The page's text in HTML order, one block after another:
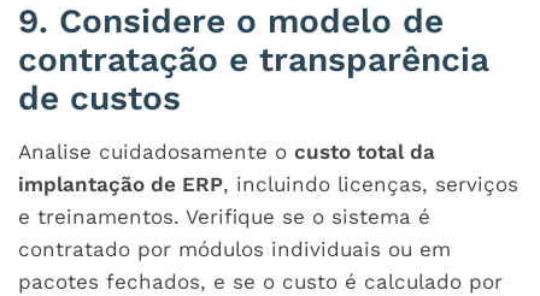
9. Considere o modelo de
contratação e transparência
de custos
Analise cuidadosamente o custo total da
implantação de ERP, incluindo licenças, serviços
e treinamentos. Verifique se o sistema é
contratado por módulos individuais ou em
pacotes fechados, e se o custo é calculado por